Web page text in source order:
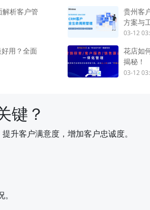
析客户管
贵州客
方案与
03-12
用？全面
花店如
揭秘！
03-12
键？
升客户满意度，增加客户忠诚度。